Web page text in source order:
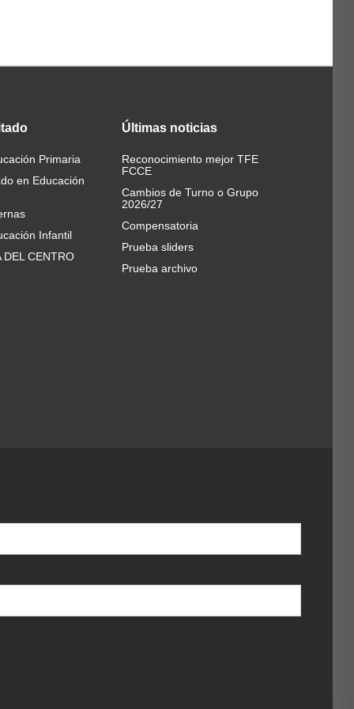
Primaria
en Educación
Infantil
DEL CENTRO
Últimas noticias
Reconocimiento mejor TFE
FCCE
Cambios de Turno o Grupo
2026/27
Compensatoria
Prueba sliders
Prueba archivo